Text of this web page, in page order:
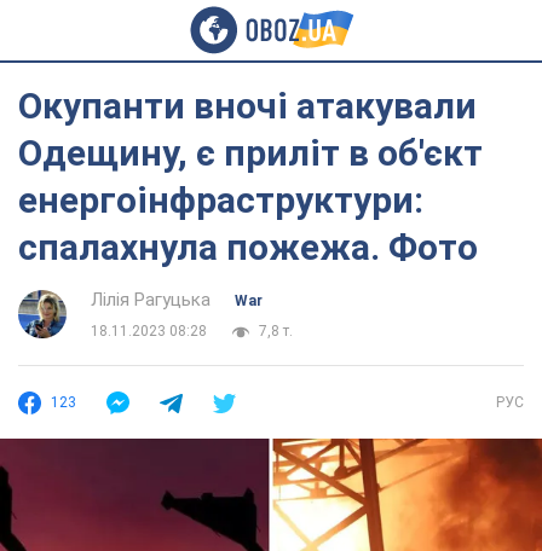
Окупанти вночі атакували
Одещину, є приліт в об'єкт
енергоінфраструктури:
спалахнула пожежа. Фото
Лілія Рагуцька
War
18.11.2023 08:28
7,8 т.
123 РУС